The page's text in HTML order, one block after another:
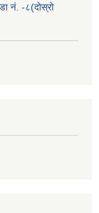
नं. -८(दोस्रो